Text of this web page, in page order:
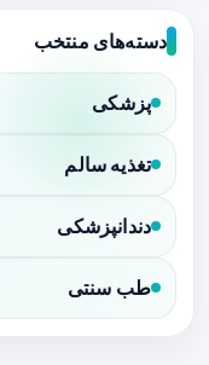
دسته‌های منتخب
پزشکی
تغذیه سالم
دندانپزشکی
طب سنتی